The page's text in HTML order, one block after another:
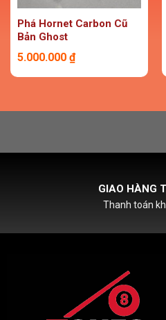
Phá Hornet Carbon Cũ
Bản Ghost
5.000.000 ₫
HỖ TRỢ PHÍ